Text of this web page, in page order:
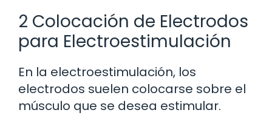
2 Colocación de Electrodos
para Electroestimulación
En la electroestimulación, los
electrodos suelen colocarse sobre el
músculo que se desea estimular.